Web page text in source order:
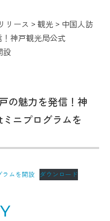
リース >観光 > 中国人訪
神戸観光局公式
設
の魅力を発信！神
ニプログラムを
ラムを開設 ダウンロード